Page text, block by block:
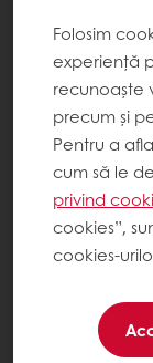
Folosim
experiență
recunoaște
precum și
Pentru a
cum să le
privind
cookies”,
cookies-